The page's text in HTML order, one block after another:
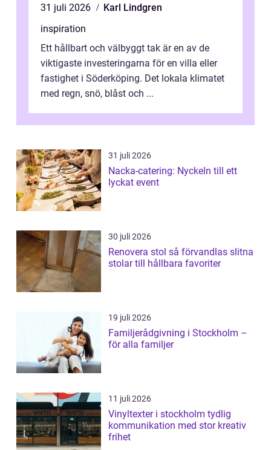
31 juli 2026
Karl Lindgren
inspiration
Ett hållbart och välbyggt tak är en av de
viktigaste investeringarna för en villa eller
fastighet i Söderköping. Det lokala klimatet
med regn, snö, blåst och ...
31 juli 2026
Nacka-catering: Nyckeln till ett
lyckat event
30 juli 2026
Renovera stol så förvandlas slitna
stolar till hållbara favoriter
19 juli 2026
Familjerådgivning i Stockholm –
för alla familjer
11 juli 2026
Vinyltexter i stockholm tydlig
kommunikation med stor kreativ
frihet